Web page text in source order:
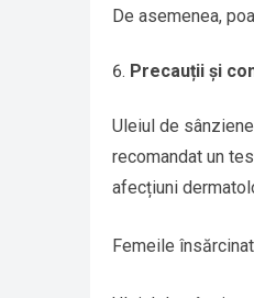
De asemenea,
Precauții și
Uleiul de
recomandat un
afecțiuni
Femeile